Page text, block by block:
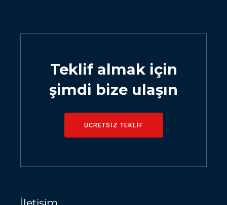
Teklif almak için
şimdi bize ulaşın
ÜCRETSİZ TEKLİF